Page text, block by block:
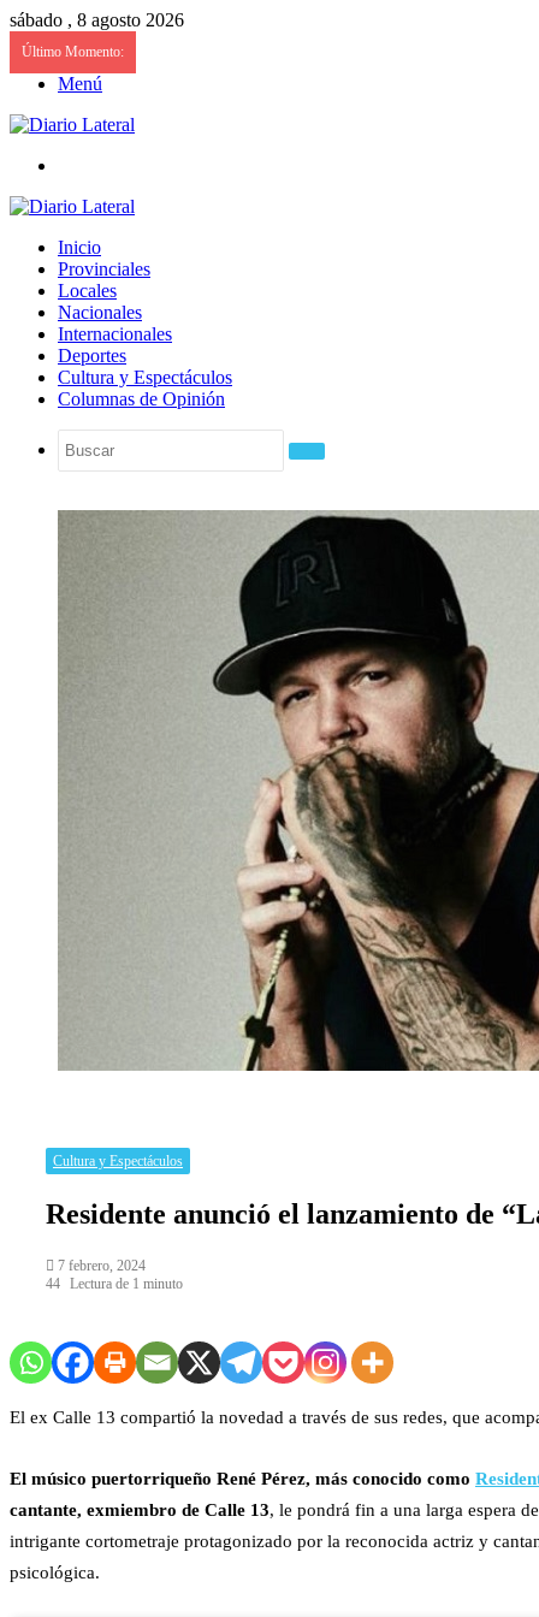
sábado , 8 agosto 2026
Último Momento:
Menú
Inicio
Provinciales
Locales
Nacionales
Internacionales
Deportes
Cultura y Espectáculos
Columnas de Opinión
Buscar
Cultura y Espectáculos
Residente anunció el lanzamiento de
7 febrero, 2024
44 Lectura de 1 minuto
El ex Calle 13 compartió la novedad a través de sus redes, que
El músico puertorriqueño René Pérez, más conocido como
cantante, exmiembro de Calle 13, le pondrá fin a una larga espera
intrigante cortometraje protagonizado por la reconocida actriz y
psicológica.